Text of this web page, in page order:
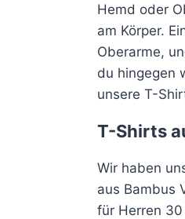
Hemd oder
am Körper.
Oberarme,
du hingegen
unsere T-
T-Shirts
Wir haben
aus Bambus
für Herren 30